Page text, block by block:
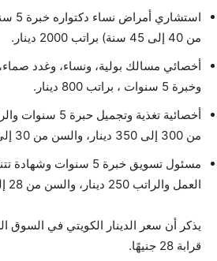
من 40 إلى 45 سنة) براتب 2000 دينار.
أخصائي مسالك بولية، ونساء، وغدد
وخبرة 5 سنوات ، براتب 800 دينار.
أخصائية تغذية وتجميل حبرة 5
من 300 إلى 350 دينار، والسن من 30 إلي 35 سنة.
مسئول تسويق خبرة 5 سنوات
العمل والراتب 250 دينار، والسن من 28 إلى 35 سنة.
يذكر أن سعر الدينار الكويتي في السوق
قرابة 28 جنيهًا.